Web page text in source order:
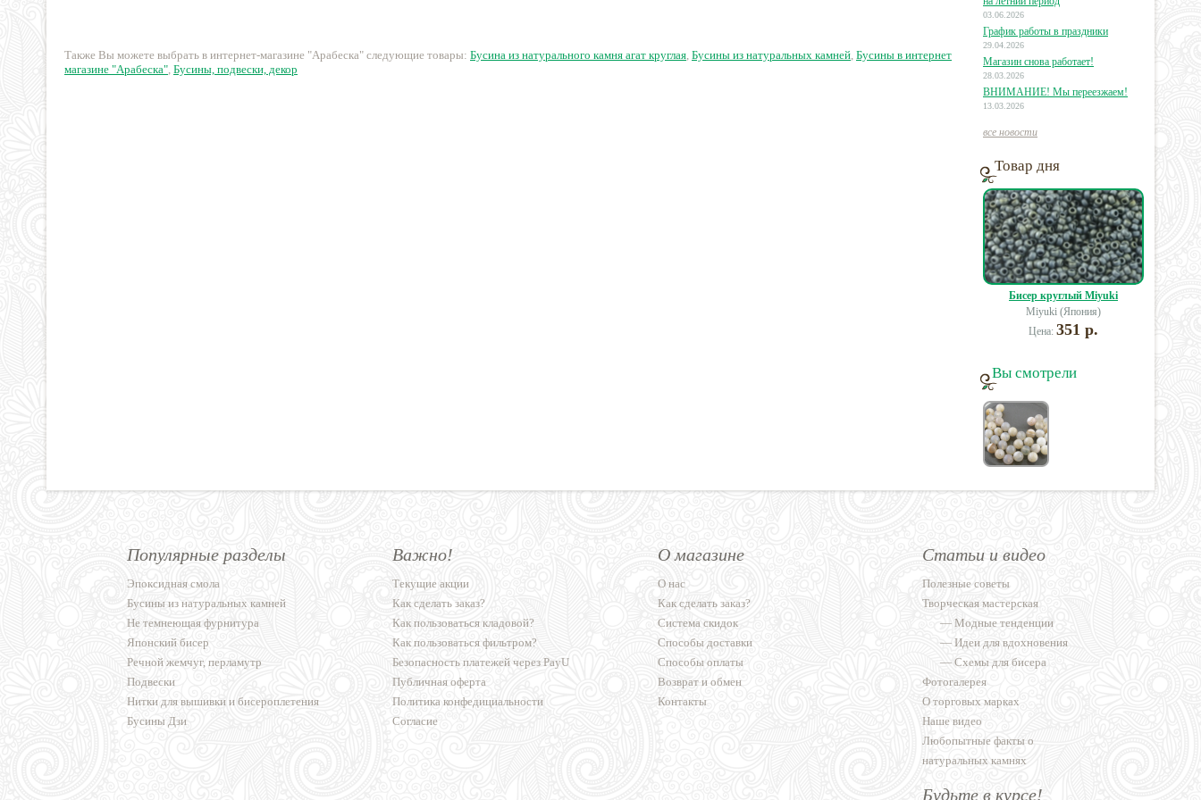
8 руб. 30 руб.
Также Вы можете выбрать в интернет-магазине "Арабеска" следующие товары: Бусина из натурального камня агат круглая, Бусины из натуральных камней, Бусины в интернет
магазине "Арабеска", Бусины, подвески, декор
03.06.2026
График работы в праздники
29.04.2026
Магазин снова работает!
28.03.2026
ВНИМАНИЕ! Мы переезжаем!
13.03.2026
все новости
Товар дня
Бисер круглый Miyuki
Miyuki (Япония)
Цена: 351 р.
Вы смотрели
Популярные разделы
Эпоксидная смола
Бусины из натуральных камней
Не темнеющая фурнитура
Японский бисер
Речной жемчуг, перламутр
Подвески
Нитки для вышивки и бисероплетения
Бусины Дзи
Важно!
Текущие акции
Как сделать заказ?
Как пользоваться кладовой?
Как пользоваться фильтром?
Безопасность платежей через PayU
Публичная оферта
Политика конфедициальности
Согласие
О магазине
О нас
Как сделать заказ?
Система скидок
Способы доставки
Способы оплаты
Возврат и обмен
Контакты
Статьи и видео
Полезные советы
Творческая мастерская
—Модные тенденции
—Идеи для вдохновения
—Схемы для бисера
Фотогалерея
О торговых марках
Наше видео
Любопытные факты о
натуральных камнях
Будьте в курсе!